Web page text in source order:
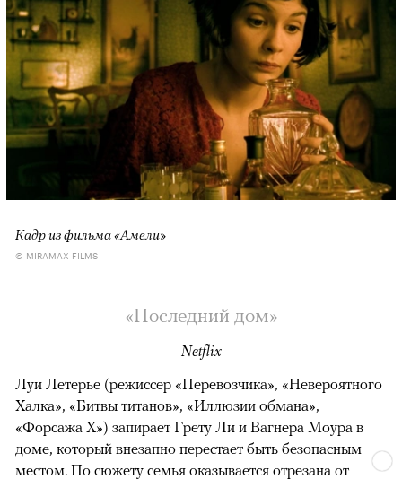
Кадр из фильма «Амели»
© MIRAMAX FILMS
«Последний дом»
Netflix
Луи Летерье (режиссер «Перевозчика», «Невероятного
Халка», «Битвы титанов», «Иллюзии обмана»,
«Форсажа X») запирает Грету Ли и Вагнера Моура в
доме, который внезапно перестает быть безопасным
местом. По сюжету семья оказывается отрезана от